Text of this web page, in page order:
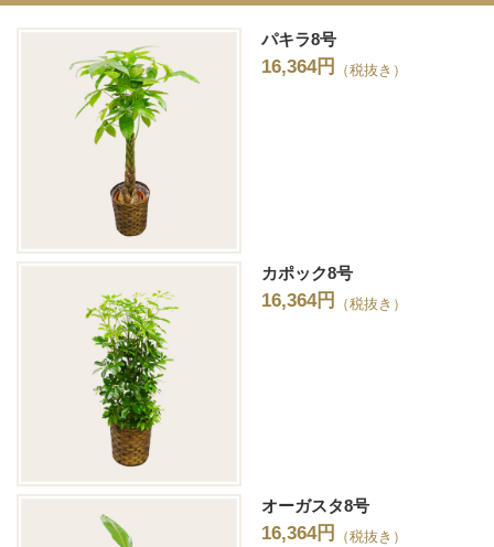
パキラ8号
16,364円 （税抜き）
カポック8号
16,364円 （税抜き）
オーガスタ8号
16,364円 （税抜き）